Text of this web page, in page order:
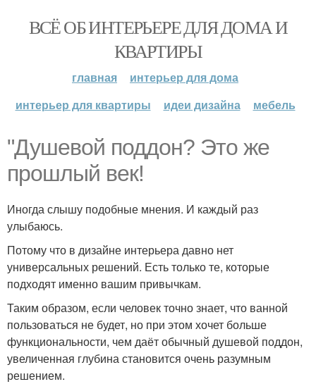
ВСЁ ОБ ИНТЕРЬЕРЕ ДЛЯ ДОМА И
КВАРТИРЫ
главная
интерьер для дома
интерьер для квартиры
идеи дизайна мебель
"Душевой поддон? Это же
прошлый век!
Иногда слышу подобные мнения. И каждый раз
улыбаюсь.
Потому что в дизайне интерьера давно нет
универсальных решений. Есть только те, которые
подходят именно вашим привычкам.
Таким образом, если человек точно знает, что ванной
пользоваться не будет, но при этом хочет больше
функциональности, чем даёт обычный душевой поддон,
увеличенная глубина становится очень разумным
решением.